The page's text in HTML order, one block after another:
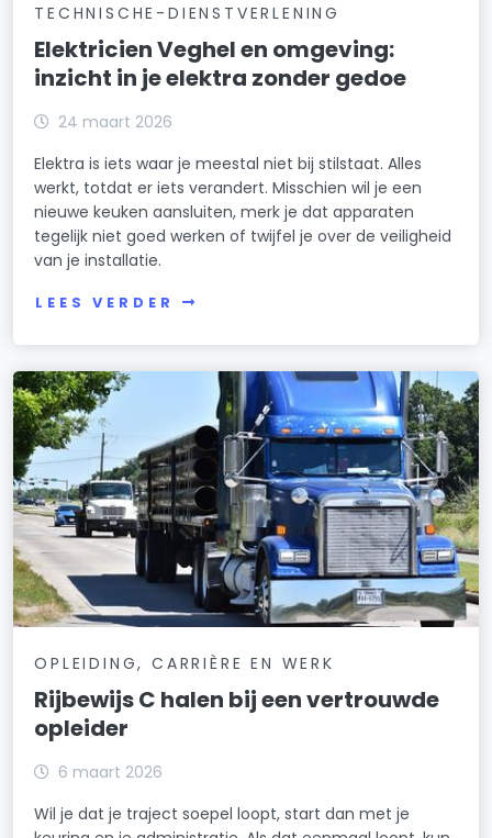
TECHNISCHE-DIENSTVERLENING
Elektricien Veghel en omgeving:
inzicht in je elektra zonder gedoe
24 maart 2026
Elektra is iets waar je meestal niet bij stilstaat. Alles
werkt, totdat er iets verandert. Misschien wil je een
nieuwe keuken aansluiten, merk je dat apparaten
tegelijk niet goed werken of twijfel je over de veiligheid
van je installatie.
LEES VERDER
OPLEIDING, CARRIÈRE EN WERK
Rijbewijs C halen bij een vertrouwde
opleider
6 maart 2026
Wil je dat je traject soepel loopt, start dan met je